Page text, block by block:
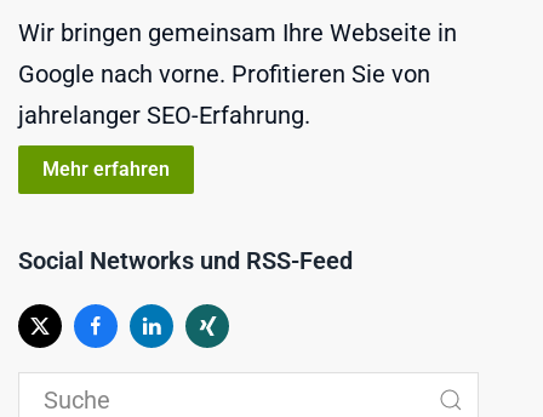
Wir bringen gemeinsam Ihre Webseite in
Google nach vorne. Profitieren Sie von
jahrelanger SEO-Erfahrung.
Mehr erfahren
Social Networks und RSS-Feed